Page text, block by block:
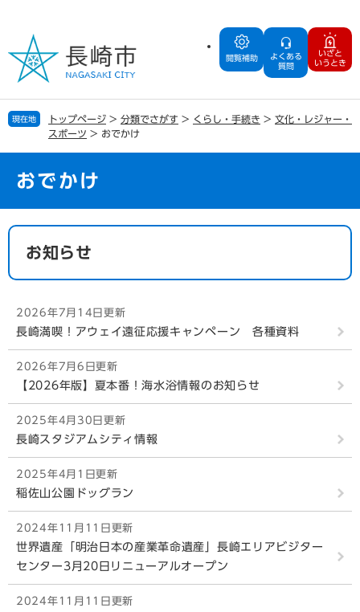
の
で
す
ー
ば
し
閲覧補助
よくある
質問
いざと
いうとき
現在地 トップページ > 分類でさがす > くらし・手続き > 文化・レジャー・
スポーツ > おでかけ
おでかけ
本
お知らせ
2026年7月14日更新
長崎満喫！アウェイ遠征応援キャンペーン 各種資料
2026年7月6日更新
【2026年版】夏本番！海水浴情報のお知らせ
2025年4月30日更新
長崎スタジアムシティ情報
2025年4月1日更新
稲佐山公園ドッグラン
2024年11月11日更新
世界遺産「明治日本の産業革命遺産」長崎エリアビジター
センター3月20日リニューアルオープン
2024年11月11日更新